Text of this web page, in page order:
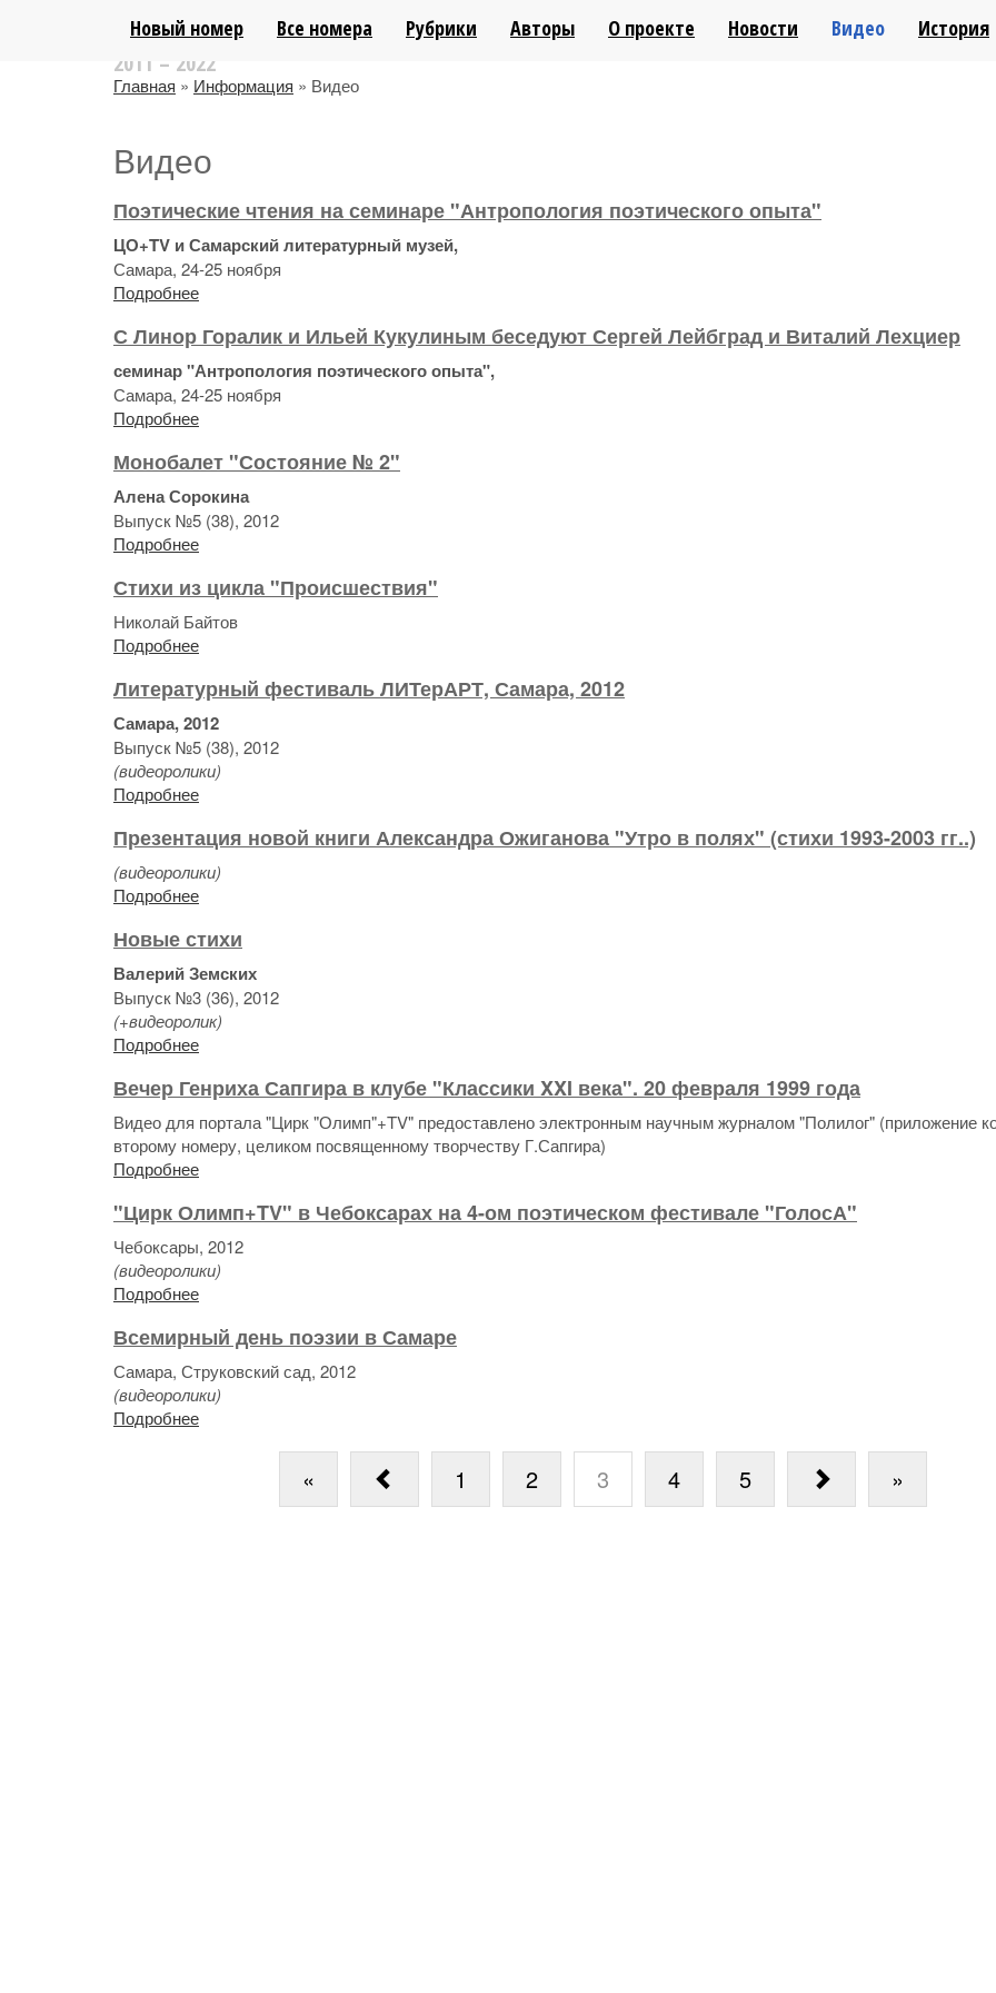
ЛИТЕРАТУРНО-АНАЛИТИЧЕСКИЙ ПОРТАЛ
2011 – 2022
МЫ В СОЦСЕТЯХ
Новый номер Все номера Рубрики Авторы О проекте Новости Видео История
Главная » Информация » Видео
Видео
Поэтические чтения на семинаре "Антропология поэтического опыта"
ЦО+TV и Самарский литературный музей,
Самара, 24-25 ноября
Подробнее
С Линор Горалик и Ильей Кукулиным беседуют Сергей Лейбград и Виталий Лехциер
семинар "Антропология поэтического опыта",
Самара, 24-25 ноября
Подробнее
Монобалет "Состояние № 2"
Алена Сорокина
Выпуск №5 (38), 2012
Подробнее
Стихи из цикла "Происшествия"
Николай Байтов
Подробнее
Литературный фестиваль ЛИТерАРТ, Самара, 2012
Самара, 2012
Выпуск №5 (38), 2012
(видеоролики)
Подробнее
Презентация новой книги Александра Ожиганова "Утро в полях" (стихи 1993-2003 гг..)
(видеоролики)
Подробнее
Новые стихи
Валерий Земских
Выпуск №3 (36), 2012
(+видеоролик)
Подробнее
Вечер Генриха Сапгира в клубе "Классики XXI века". 20 февраля 1999 года
Видео для портала "Цирк "Олимп"+TV" предоставлено электронным научным журналом "Полилог" (приложение
второму номеру, целиком посвященному творчеству Г.Сапгира)
Подробнее
"Цирк Олимп+TV" в Чебоксарах на 4-ом поэтическом фестивале "ГолосА"
Чебоксары, 2012
(видеоролики)
Подробнее
Всемирный день поэзии в Самаре
Самара, Струковский сад, 2012
(видеоролики)
Подробнее
« 1 2 3 4 5 »